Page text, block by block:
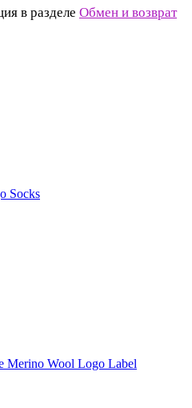
в разделе Обмен и возврат
Socks
Merino Wool Logo Label